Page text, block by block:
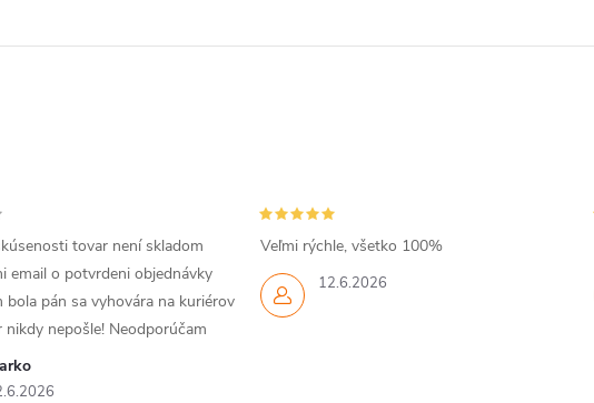
tovar není skladom
email o potvrdeni objednávky
bola pán sa vyhovára na kuriérov
nikdy nepošle! Neodporúčam
12.6.2026
Veľmi rýchle, všetko 100%